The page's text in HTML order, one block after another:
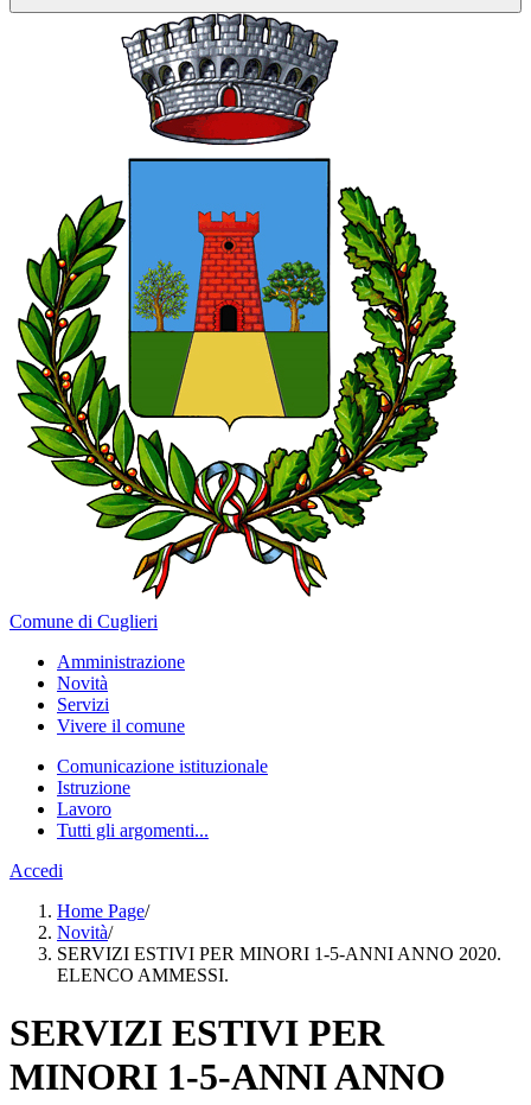
Comune di Cuglieri
Amministrazione
Novità
Servizi
Vivere il comune
Comunicazione istituzionale
Istruzione
Lavoro
Tutti gli argomenti...
Accedi
Home Page/
Novità/
SERVIZI ESTIVI PER MINORI 1-5-ANNI ANNO 2020.
ELENCO AMMESSI.
SERVIZI ESTIVI PER
MINORI 1-5-ANNI ANNO